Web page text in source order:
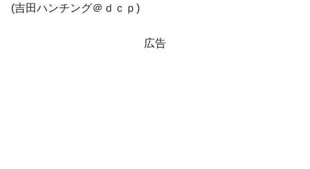
『Money1』
韓国政府「2035年までに18.4GW規模のAIデ
JPモルガン「韓国レバレッジETFの清算は
(吉田ハンチング＠ｄｃｐ)
広告